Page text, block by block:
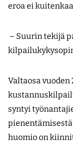
eroa ei
– Suurin tekijä
Valtaosa
syntyi
huomio on